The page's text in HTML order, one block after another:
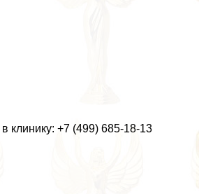
клинику: +7 (499) 685-18-13